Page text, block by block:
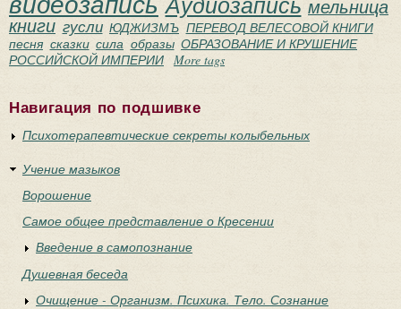
мельница
книги гусли ЮДЖИЗМЪ ПЕРЕВОД ВЕЛЕСОВОЙ КНИГИ
песня сказки сила образы ОБРАЗОВАНИЕ И КРУШЕНИЕ
РОССИЙСКОЙ ИМПЕРИИ
More tags
Навигация по подшивке
Психотерапевтические секреты колыбельных
Учение мазыков
Ворошение
Самое общее представление о Кресении
Введение в самопознание
Душевная беседа
Очищение - Организм. Психика. Тело. Сознание